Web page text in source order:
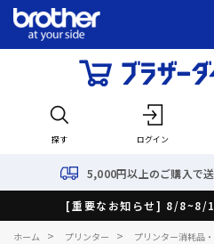
探す ログイン
円以上のご購入で送料無料！
[重要なお知らせ] 8/8~8/
ホーム > プリンター > プリンター消耗品